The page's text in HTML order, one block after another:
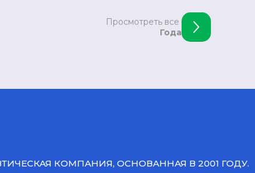
Просмотреть все
Года
КОМПАНИЯ, ОСНОВАННАЯ В 2001 ГОДУ.